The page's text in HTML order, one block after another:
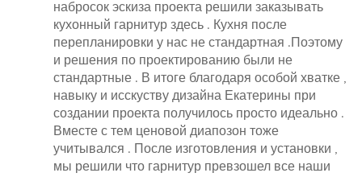
набросок эскиза проекта решили заказывать
кухонный гарнитур здесь . Кухня после
перепланировки у нас не стандартная .Поэтому
и решения по проектированию были не
стандартные . В итоге благодаря особой хватке ,
навыку и исскуству дизайна Екатерины при
создании проекта получилось просто идеально .
Вместе с тем ценовой диапозон тоже
учитывался . После изготовления и установки ,
мы решили что гарнитур превзошел все наши